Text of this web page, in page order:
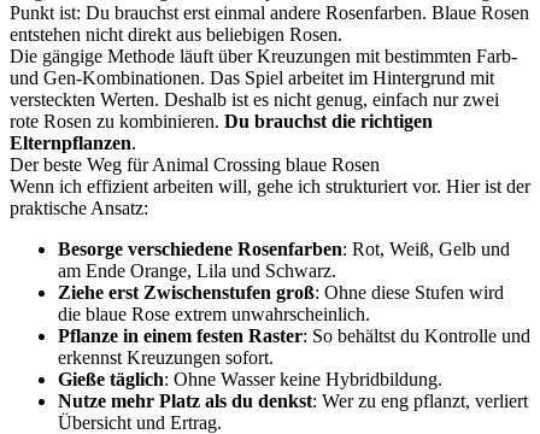
Punkt ist: Du brauchst erst einmal andere Rosenfarben. Blaue Rosen
entstehen nicht direkt aus beliebigen Rosen.
Die gängige Methode läuft über Kreuzungen mit bestimmten Farb-
und Gen-Kombinationen. Das Spiel arbeitet im Hintergrund mit
versteckten Werten. Deshalb ist es nicht genug, einfach nur zwei
rote Rosen zu kombinieren. Du brauchst die richtigen
Elternpflanzen.
Der beste Weg für Animal Crossing blaue Rosen
Wenn ich effizient arbeiten will, gehe ich strukturiert vor. Hier ist der
praktische Ansatz:
Besorge verschiedene Rosenfarben: Rot, Weiß, Gelb und
am Ende Orange, Lila und Schwarz.
Ziehe erst Zwischenstufen groß: Ohne diese Stufen wird
die blaue Rose extrem unwahrscheinlich.
Pflanze in einem festen Raster: So behältst du Kontrolle und
erkennst Kreuzungen sofort.
Gieße täglich: Ohne Wasser keine Hybridbildung.
Nutze mehr Platz als du denkst: Wer zu eng pflanzt, verliert
Übersicht und Ertrag.